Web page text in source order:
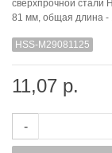
сверхпрочной стали
81 мм, общая длина -
HSS-M29081125
11,07 р.
-